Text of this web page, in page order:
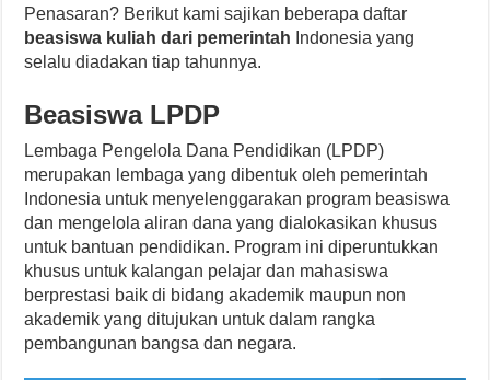
Penasaran? Berikut kami sajikan beberapa daftar
beasiswa kuliah dari pemerintah Indonesia yang
selalu diadakan tiap tahunnya.
Beasiswa LPDP
Lembaga Pengelola Dana Pendidikan (LPDP)
merupakan lembaga yang dibentuk oleh pemerintah
Indonesia untuk menyelenggarakan program beasiswa
dan mengelola aliran dana yang dialokasikan khusus
untuk bantuan pendidikan. Program ini diperuntukkan
khusus untuk kalangan pelajar dan mahasiswa
berprestasi baik di bidang akademik maupun non
akademik yang ditujukan untuk dalam rangka
pembangunan bangsa dan negara.